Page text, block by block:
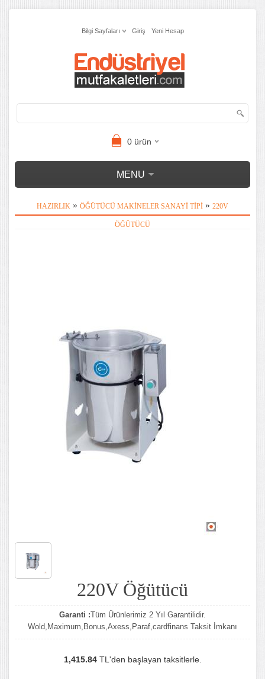
Bilgi Sayfaları Giriş Yeni Hesap
0ürün
MENU
HAZIRLIK » ÖĞÜTÜCÜ MAKINELER SANAYI TIPI » 220V
ÖĞÜTÜCÜ
220V Öğütücü
Garanti :Tüm Ürünlerimiz 2 Yıl Garantilidir.
Wold,Maximum,Bonus,Axess,Paraf,cardfinans Taksit İmkanı
1,415.84TL'den başlayan taksitlerle.